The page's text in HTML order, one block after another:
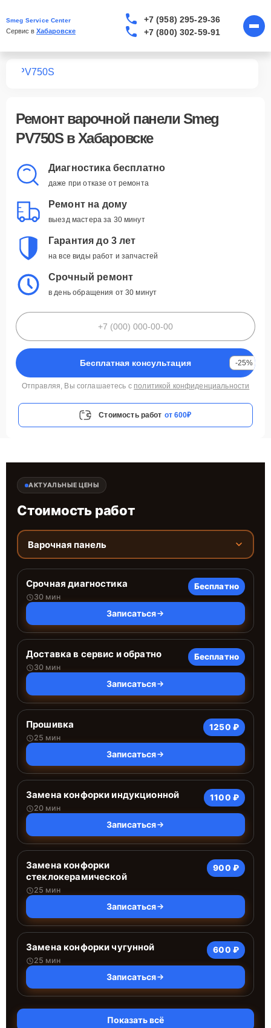
Smeg Service Center
Сервис в Хабаровске
+7 (958) 295-29-36
+7 (800) 302-59-91
PV750S
Ремонт варочной панели Smeg
PV750Sв Хабаровске
Диагностика бесплатно
даже при отказе от ремонта
Ремонт на дому
выезд мастера за 30 минут
Гарантия до 3 лет
на все виды работ и запчастей
Срочный ремонт
в день обращения от 30 минут
Бесплатная консультация -25%
Отправляя, Вы соглашаетесь с политикой конфиденциальности
Стоимость работ от 600₽
АКТУАЛЬНЫЕ ЦЕНЫ
Стоимость работ
Варочная панель
Срочная диагностика
30 мин
Бесплатно
Записаться
Доставка в сервис и обратно
30 мин
Бесплатно
Записаться
Прошивка
25 мин
1250 ₽
Записаться
Замена конфорки индукционной
20 мин
1100 ₽
Записаться
Замена конфорки
стеклокерамической
25 мин
900 ₽
Записаться
Замена конфорки чугунной
25 мин
600 ₽
Записаться
Показать всё